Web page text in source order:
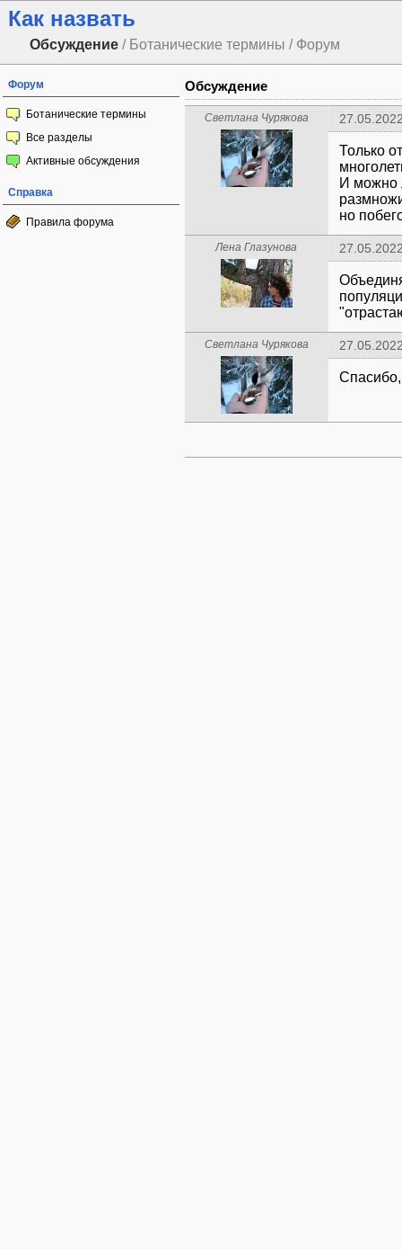
Как назвать
Обсуждение / Ботанические термины / Форум
Форум
Ботанические термины
Все разделы
Активные обсуждения
Справка
Правила форума
Обсуждение
Светлана Чурякова
Только
И можно
но
Лена Глазунова
Светлана Чурякова